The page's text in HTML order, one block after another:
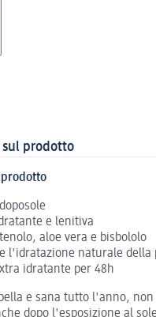
sul prodotto
e lenitiva
aloe vera e bisbololo
l'idratazione naturale della
idratante per 48h
e sana tutto l'anno,
dopo l'esposizione al